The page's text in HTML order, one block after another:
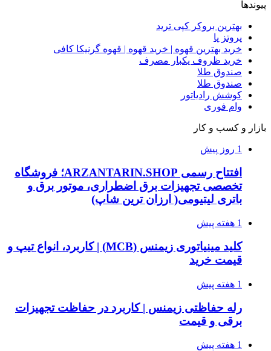
پیوندها
بهترین بروکر کپی ترید
پروتز پا
خرید بهترین قهوه | خرید قهوه | قهوه گرنیکا کافی
خرید ظروف یکبار مصرف
صندوق طلا
صندوق طلا
کوشش رادیاتور
وام فوری
بازار و کسب و کار
1 روز پیش
افتتاح رسمی ARZANTARIN.SHOP؛ فروشگاه
تخصصی تجهیزات برق اضطراری، موتور برق و
باتری لیتیومی( ارزان ترین شاپ)
1 هفته پیش
کلید مینیاتوری زیمنس (MCB) | کاربرد، انواع تیپ و
قیمت خرید
1 هفته پیش
رله حفاظتی زیمنس | کاربرد در حفاظت تجهیزات
برقی و قیمت
1 هفته پیش